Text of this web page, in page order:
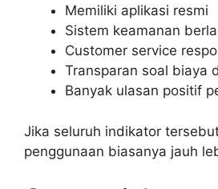
Memiliki aplikasi resmi
Sistem keamanan
Customer service
Transparan soal biaya
Banyak ulasan positif
Jika seluruh indikator
penggunaan biasanya jauh